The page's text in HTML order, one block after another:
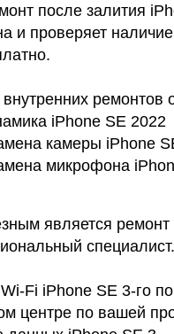
после залития
и проверяет
ремонтов
iPhone SE 2022
камеры iPhone
микрофона
является
Fi iPhone SE 3-го
центре по вашей